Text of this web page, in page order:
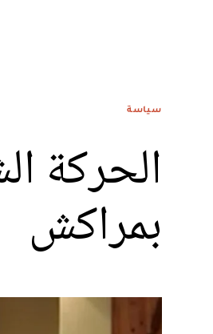
سياسة
الحركة
بمراكش